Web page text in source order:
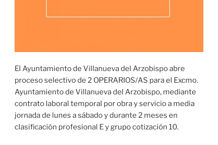
El Ayuntamiento de Villanueva del Arzobispo abre
proceso selectivo de 2 OPERARIOS/AS para el Excmo.
Ayuntamiento de Villanueva del Arzobispo, mediante
contrato laboral temporal por obra y servicio a media
jornada de lunes a sábado y durante 2 meses en
clasificación profesional E y grupo cotización 10.